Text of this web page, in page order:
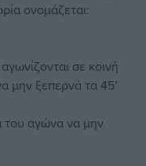
ονομάζεται:
σε κοινή
μην ξεπερνά τα 45’
του αγώνα να μην